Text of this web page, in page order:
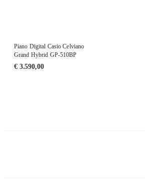
Piano Digital Casio Celviano
Grand Hybrid GP-510BP
€3.590,00